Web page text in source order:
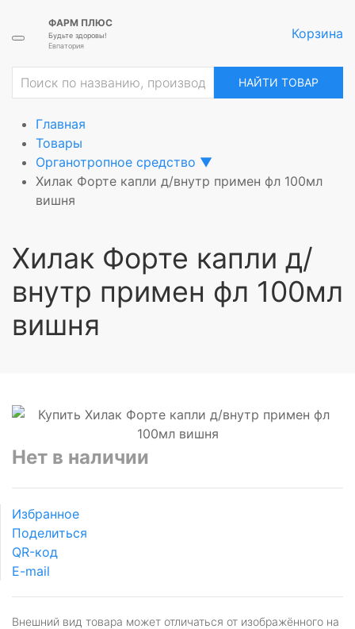
ФАРМ ПЛЮС
Будьте здоровы!
Евпатория
Корзина
НАЙТИ ТОВАР
Главная
Товары
Органотропное средство ▼
Хилак Форте капли д/внутр примен фл 100мл
вишня
Хилак Форте капли д/
внутр примен фл 100мл
вишня
Нет в наличии
Избранное
Поделиться
QR-код
E-mail
Внешний вид товара может отличаться от изображённого на